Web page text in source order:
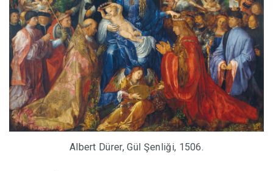
Albert Dürer, Gül Şenliği, 1506.